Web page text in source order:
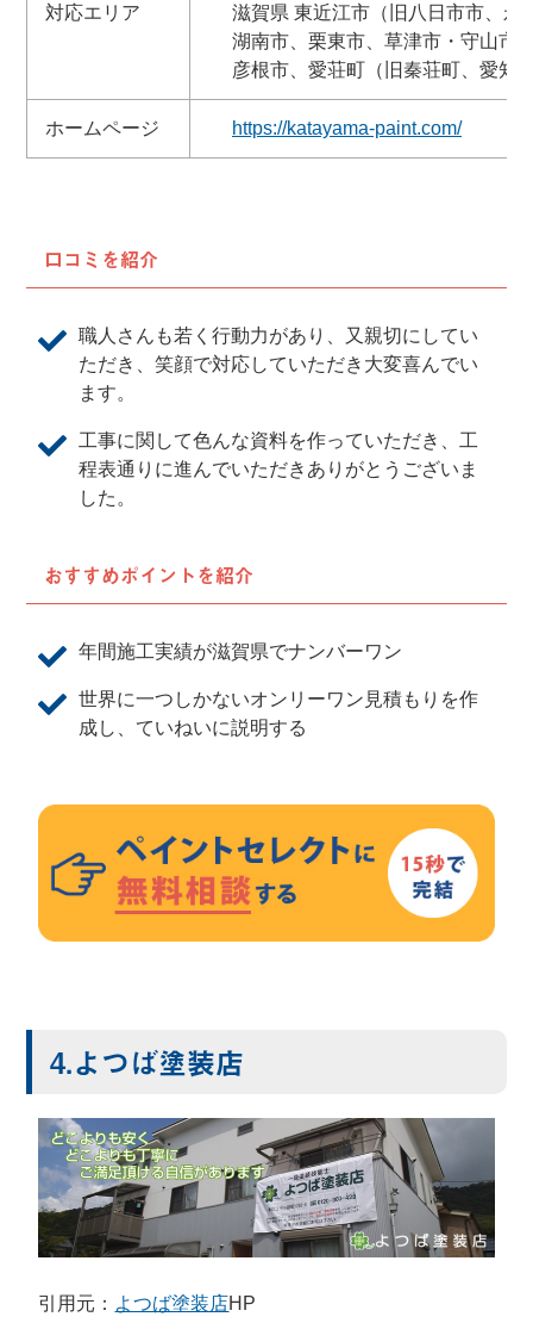
対応エリア
滋賀県 東近江市（旧八日市市、永
湖南市、栗東市、草津市・守山市
彦根市、愛荘町（旧秦荘町、愛知
ホームページ https://katayama-paint.com/
口コミを紹介
職人さんも若く行動力があり、又親切にしてい
ただき、笑顔で対応していただき大変喜んでい
ます。
工事に関して色んな資料を作っていただき、工
程表通りに進んでいただきありがとうございま
した。
おすすめポイントを紹介
年間施工実績が滋賀県でナンバーワン
世界に一つしかないオンリーワン見積もりを作
成し、ていねいに説明する
4.よつば塗装店
引用元： よつば塗装店HP